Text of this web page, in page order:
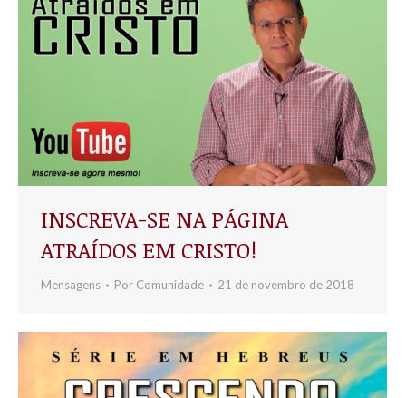
INSCREVA-SE NA PÁGINA
ATRAÍDOS EM CRISTO!
Mensagens Por Comunidade 21 de novembro de 2018